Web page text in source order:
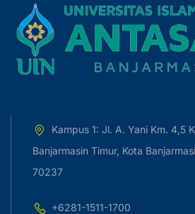
Kampus 1: Jl. A. Yani Km. 4,5
Banjarmasin Timur, Kota
70237
+6281-1511-1700